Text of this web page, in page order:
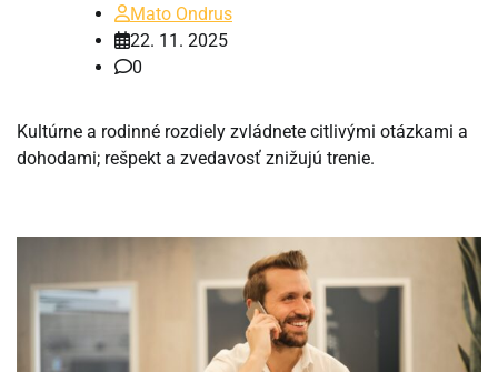
Mato Ondrus
22. 11. 2025
0
Kultúrne a rodinné rozdiely zvládnete citlivými otázkami a
dohodami; rešpekt a zvedavosť znižujú trenie.